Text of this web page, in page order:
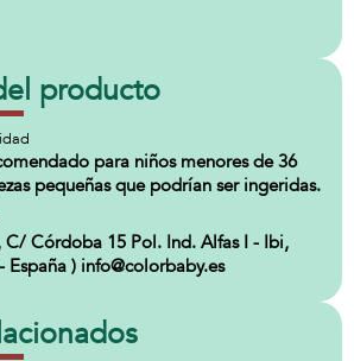
producto
para niños menores de 36
pequeñas que podrían ser ingeridas.
C/ Córdoba 15 Pol. Ind. Alfas I - Ibi,
España ) info@colorbaby.es